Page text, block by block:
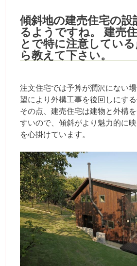
傾斜地の建売住宅の
るようですね。 建売
とで特に注意してい
ら教えて下さい。
注文住宅では予算が潤沢にない
望により外構工事を後回しにする
その点、建売住宅は建物と外構
すいので、傾斜がより魅力的に
を心掛けています。